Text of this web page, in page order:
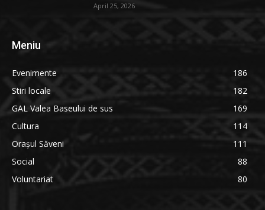
April 25, 2026
Meniu
Evenimente
186
Stiri locale
182
GAL Valea Baseului de sus
169
Cultura
114
Orașul Săveni
111
Social
88
Voluntariat
80